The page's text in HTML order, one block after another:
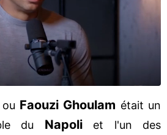
Faouzi Ghoulam était un
du Napoliet l'un des